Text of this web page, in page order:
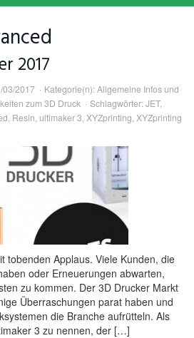
2017
03/2017 Kategorie(n):Allgemeine Infos und
zum 3D Druck Schlagwörter:JET,
, Resin, ultimaker 3, XYZprinting, XYZprinting
tobenden Applaus. Viele Kunden, die
oder Erneuerungen abwarten,
zu kommen. Der 3D Drucker Markt
Überraschungen parat haben und
die Branche aufrütteln. Als
3 zu nennen, der […]